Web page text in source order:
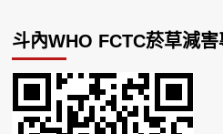
斗內WHO FCTC菸草減